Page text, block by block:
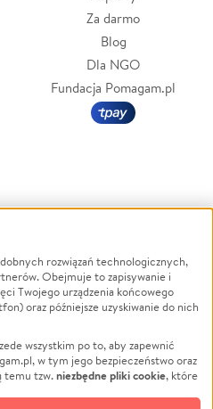
Za darmo
Blog
Dla NGO
Fundacja Pomagam.pl
Powódź
Wichura
NGO
Edukacja
Podróż
Impreza
rozwiązań technologicznych,
Obejmuje to zapisywanie i
Twojego urządzenia końcowego
oraz późniejsze uzyskiwanie do nich
wszystkim po to, aby zapewnić
w tym jego bezpieczeństwo oraz
temu tzw.niezbędne pliki cookie, które